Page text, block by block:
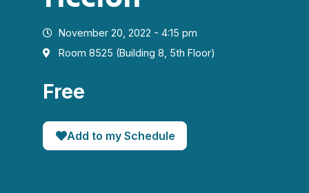
November 20, 2022 - 4:15 pm
Room 8525 (Building 8, 5th Floor)
Free
Add to my Schedule